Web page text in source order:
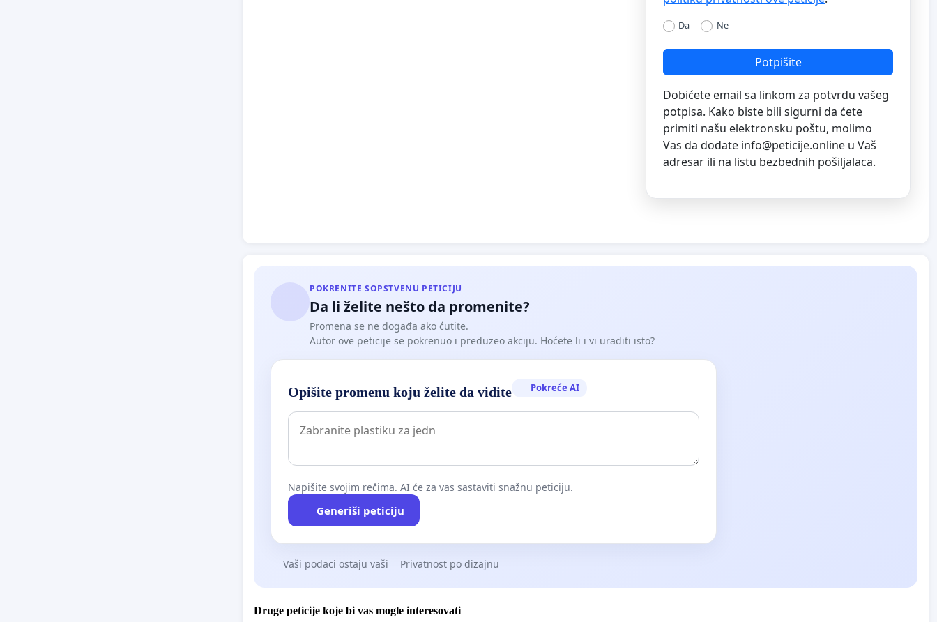
Da Ne
Potpišite
Dobićete email sa linkom za potvrdu vašeg
potpisa. Kako biste bili sigurni da ćete
primiti našu elektronsku poštu, molimo
Vas da dodate info@peticije.online u Vaš
adresar ili na listu bezbednih pošiljalaca.
POKRENITE SOPSTVENU PETICIJU
Da li želite nešto da promenite?
Promena se ne događa ako ćutite.
Autor ove peticije se pokrenuo i preduzeo akciju. Hoćete li i vi uraditi isto?
Opišite promenu koju želite da vidite Pokreće AI
Napišite svojim rečima. AI će za vas sastaviti snažnu peticiju.
Generiši peticiju
Vaši podaci ostaju vaši Privatnost po dizajnu
Druge peticije koje bi vas mogle interesovati